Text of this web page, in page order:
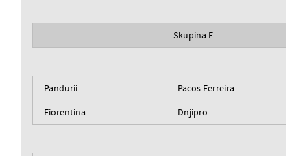
Skupina E
Pandurii
Pacos Ferreira
Fiorentina
Dnjipro